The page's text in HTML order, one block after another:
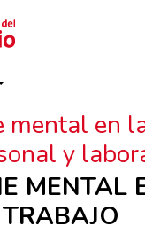
mental en
y
MENTAL
TRABAJO